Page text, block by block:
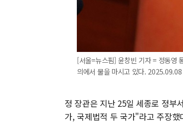
[서울=뉴스핌] 윤창빈 기자 = 정동영
의에서 물을 마시고 있다.
정 장관은 지난 25일 세종로 정부
가, 국제법적 두 국가"라고 주장했